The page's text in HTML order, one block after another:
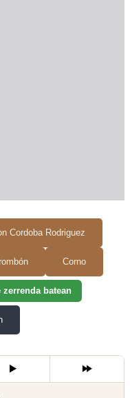
Cordoba Rodriguez
Corno
zerrenda batean